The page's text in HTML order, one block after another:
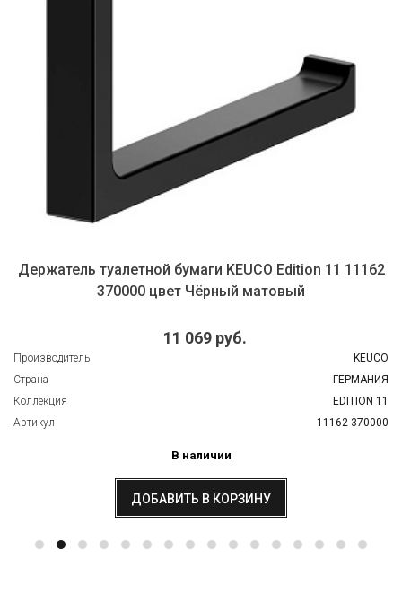
Держатель туалетной бумаги KEUCO Edition 11 11162
370000 цвет Чёрный матовый
11 069 руб.
Производитель
KEUCO
Страна
ГЕРМАНИЯ
Коллекция
EDITION 11
Артикул
11162 370000
В наличии
ДОБАВИТЬ В КОРЗИНУ